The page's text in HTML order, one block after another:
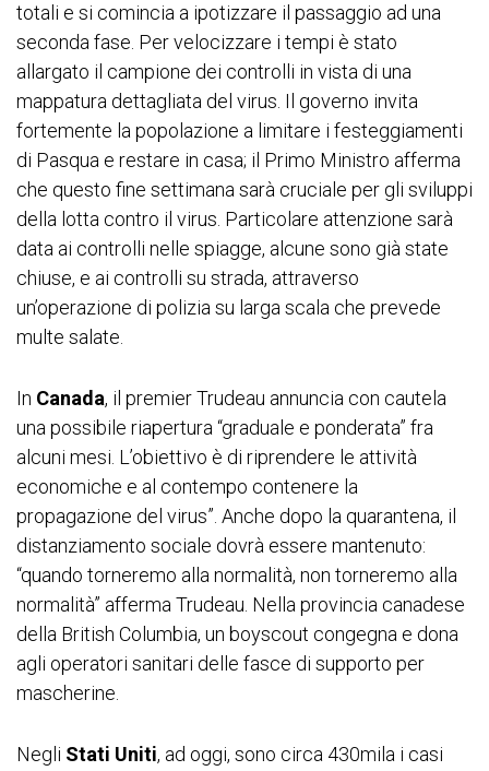
totali e si comincia a ipotizzare il passaggio ad una
seconda fase. Per velocizzare i tempi è stato
allargato il campione dei controlli in vista di una
mappatura dettagliata del virus. Il governo invita
fortemente la popolazione a limitare i festeggiamenti
di Pasqua e restare in casa; il Primo Ministro afferma
che questo fine settimana sarà cruciale per gli sviluppi
della lotta contro il virus. Particolare attenzione sarà
data ai controlli nelle spiagge, alcune sono già state
chiuse, e ai controlli su strada, attraverso
un’operazione di polizia su larga scala che prevede
multe salate.
In Canada, il premier Trudeau annuncia con cautela
una possibile riapertura “graduale e ponderata” fra
alcuni mesi. L’obiettivo è di riprendere le attività
economiche e al contempo contenere la
propagazione del virus”. Anche dopo la quarantena, il
distanziamento sociale dovrà essere mantenuto:
“quando torneremo alla normalità, non torneremo alla
normalità” afferma Trudeau. Nella provincia canadese
della British Columbia, un boyscout congegna e dona
agli operatori sanitari delle fasce di supporto per
mascherine.
Negli Stati Uniti, ad oggi, sono circa 430mila i casi